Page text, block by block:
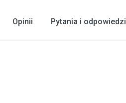
Opinii Pytania i odpowiedzi